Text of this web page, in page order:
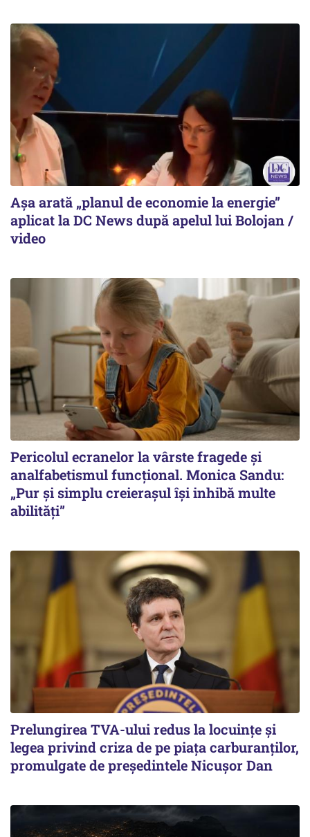
Așa arată „planul de economie la energie”
aplicat la DC News după apelul lui Bolojan /
video
Pericolul ecranelor la vârste fragede și
analfabetismul funcțional. Monica Sandu:
„Pur și simplu creierașul își inhibă multe
abilități”
Prelungirea TVA-ului redus la locuinţe și
legea privind criza de pe piaţa carburanţilor,
promulgate de președintele Nicușor Dan